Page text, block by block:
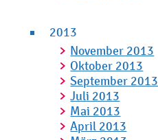
2013
November 2013
Oktober 2013
September 2013
Juli 2013
Mai 2013
April 2013